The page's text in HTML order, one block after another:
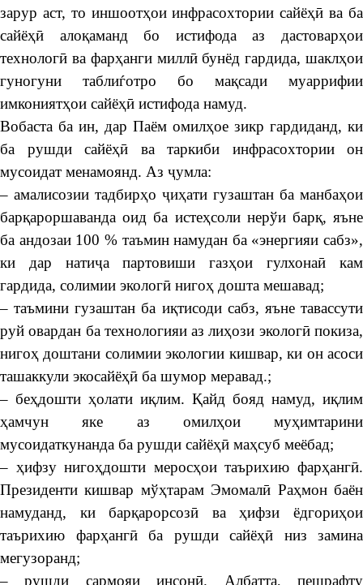
зарур аст, то иншоотҳои инфрасохтории сайёҳӣ ва ба
сайёҳӣ алоқаманд бо истифода аз дастоварҳои
технологӣ ва фарҳанги миллӣ бунёд гардида, шаклҳои
гуногуни таблиѓотро бо мақсади муаррифии
имкониятҳои сайёҳӣ истифода намуд.
Вобаста ба ин, дар Паём омилҳое зикр гардиданд, ки
ба рушди сайёҳӣ ва таркиби инфрасохтории он
мусоидат менамоянд. Аз ҷумла:
– амалисозии тадбирҳо ҷиҳати гузаштан ба манбаҳои
барқароршаванда оид ба истеҳсоли нерўи барқ, яъне
ба андозаи 100 % таъмин намудан ба «энергияи сабз»,
ки дар натиҷа партовиши газҳои гулхонаӣ кам
гардида, солимии экологӣ нигоҳ дошта мешавад;
– таъмини гузаштан ба иқтисоди сабз, яъне тавассути
руй овардан ба технологияи аз лиҳози экологӣ покиза,
нигоҳ доштани солимии экологии кишвар, ки он асоси
ташаккули экосайёҳӣ ба шумор меравад.;
– беҳдошти ҳолати иқлим. Қайд бояд намуд, иқлим
ҳамчун яке аз омилҳои муҳимтарини
мусоидаткунанда ба рушди сайёҳӣ маҳсуб меёбад;
– ҳифзу нигоҳдошти меросҳои таърихию фарҳангӣ.
Президенти кишвар мўҳтарам Эмомалӣ Раҳмон баён
намуданд, ки барқарорсозӣ ва ҳифзи ёдгориҳои
таърихию фарҳангӣ ба рушди сайёҳӣ низ замина
мегузоранд;
– рушди сармояи инсонӣ. Албатта, пешрафту